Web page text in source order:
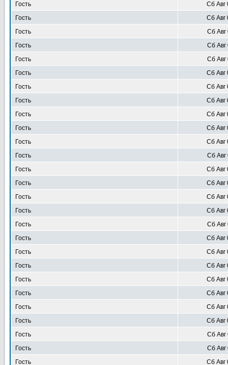
Гость
Сб Авг
Гость
Сб Авг
Гость
Сб Авг
Гость
Сб Авг
Гость
Сб Авг
Гость
Сб Авг
Гость
Сб Авг
Гость
Сб Авг
Гость
Сб Авг
Гость
Сб Авг
Гость
Сб Авг
Гость
Сб Авг
Гость
Сб Авг
Гость
Сб Авг
Гость
Сб Авг
Гость
Сб Авг
Гость
Сб Авг
Гость
Сб Авг
Гость
Сб Авг
Гость
Сб Авг
Гость
Сб Авг
Гость
Сб Авг
Гость
Сб Авг
Гость
Сб Авг
Гость
Сб Авг
Гость
Сб Авг
Гость
Сб Авг